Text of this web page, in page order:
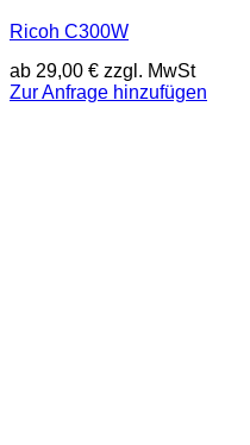
Ricoh C300W
ab 29,00 € zzgl. MwSt
Zur Anfrage hinzufügen